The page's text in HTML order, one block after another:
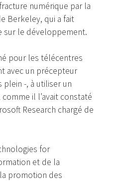
numérique par la
Berkeley, qui a fait
sur le développement.
pour les télécentres
avec un précepteur
-, à utiliser un
il l’avait constaté
Research chargé de
for
et de la
promotion des